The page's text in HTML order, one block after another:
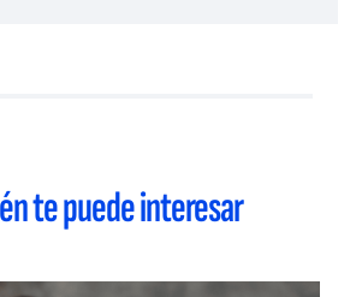
te puede interesar